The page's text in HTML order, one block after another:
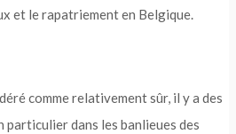
et le rapatriement en Belgique.
comme relativement sûr, il y a des
particulier dans les banlieues des